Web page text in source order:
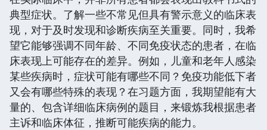
典型症状。了解一些不常见但具有警示意义的临床表
现，对于及时发现和诊断疾病至关重要。同时，我希
望它能够强调不同年龄、不同免疫状态的患者，在临
床表现上可能存在的差异。例如，儿童和老年人感染
某些疾病时，症状可能有哪些不同？免疫功能低下者
又会有哪些特殊的表现？在习题方面，我期望能有大
量的、包含详细临床病例的题目，来锻炼我根据患者
主诉和临床体征，推断可能疾病的能力。